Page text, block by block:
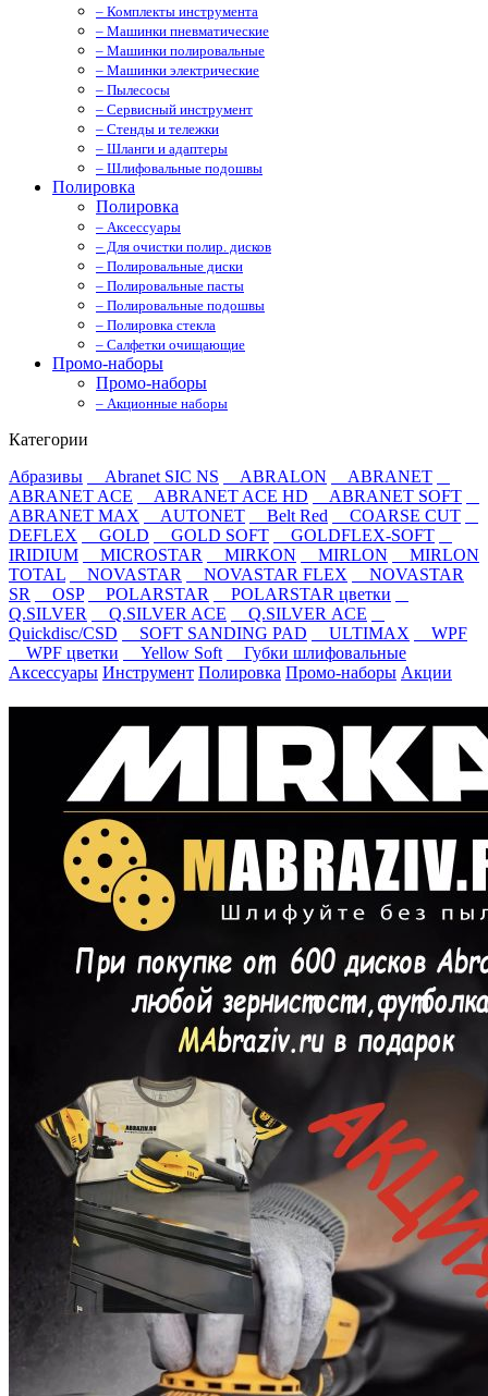
– Комплекты инструмента
– Машинки пневматические
– Машинки полировальные
– Машинки электрические
– Пылесосы
– Сервисный инструмент
– Стенды и тележки
– Шланги и адаптеры
– Шлифовальные подошвы
Полировка
Полировка
– Аксессуары
– Для очистки полир. дисков
– Полировальные диски
– Полировальные пасты
– Полировальные подошвы
– Полировка стекла
– Салфетки очищающие
Промо-наборы
Промо-наборы
– Акционные наборы
Категории
Абразивы
Abranet SIC NS ABRALON
ABRANET
ABRANET ACE
ABRANET ACE HD
ABRANET SOFT
ABRANET MAX
AUTONET Belt Red
COARSE CUT
DEFLEX
GOLD GOLD SOFT
GOLDFLEX-SOFT
IRIDIUM
MICROSTAR MIRKON MIRLON
MIRLON
TOTAL
NOVASTAR NOVASTAR FLEX
NOVASTAR
SR
OSP POLARSTAR
POLARSTAR цветки
Q.SILVER
Q.SILVER ACE
Q.SILVER ACE
Quickdisc/CSD
SOFT SANDING PAD ULTIMAX
WPF
WPF цветки
Yellow Soft
Губки шлифовальные
Аксессуары Инструмент Полировка Промо-наборы Акции